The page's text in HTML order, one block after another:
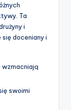
Ta
i
doceniany i
wzmacniają
swoimi